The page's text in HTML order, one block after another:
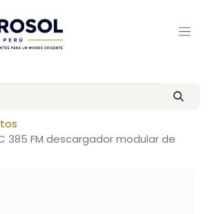
385 FM descargador modular de